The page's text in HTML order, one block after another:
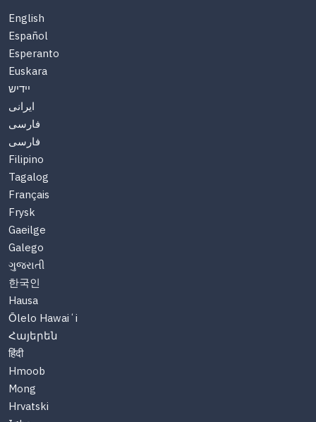
English
Español
Esperanto
Euskara
יידיש
ایرانی
فارسی
فارسی
Filipino
Tagalog
Français
Frysk
Gaeilge
Galego
ગુજરાતી
한국인
Hausa
Ōlelo Hawaiʻi
Հայերեն
हिंदी
Hmoob
Mong
Hrvatski